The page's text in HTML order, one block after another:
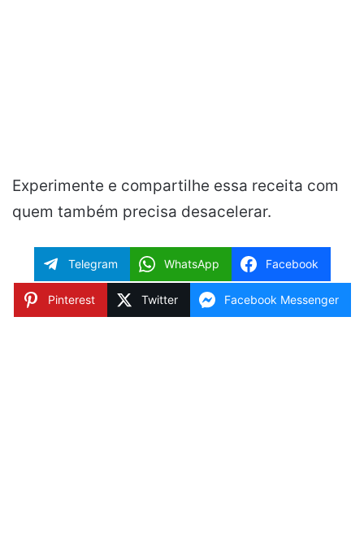
Experimente e compartilhe essa receita com
quem também precisa desacelerar.
Telegram WhatsApp Facebook
Pinterest Twitter Facebook Messenger